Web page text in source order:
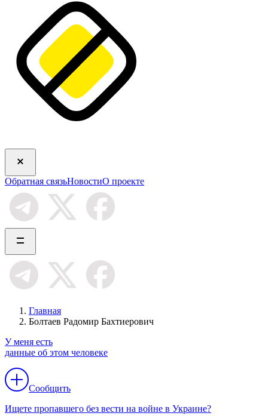
Обратная связьНовостиО проекте
Главная
Болтаев Радомир Бахтиерович
У меня есть
данные об этом человеке
Сообщить
Ищете пропавшего без вести на войне в Украине?